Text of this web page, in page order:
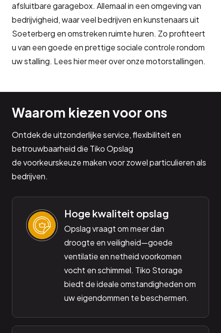
afsluitbare garagebox. Allemaal in een omgeving van
bedrijvigheid, waar veel bedrijven en kunstenaars uit
Soeterberg en omstreken ruimte huren. Zo profiteert
u van een goede en prettige sociale controle rondom
uw stalling. Lees hier meer over onze motorstallingen.
Waarom kiezen voor ons
Ontdek de uitzonderlijke service, flexibiliteit en
betrouwbaarheid die Tiko Opslag
de voorkeurskeuze maken voor zowel particulieren als
bedrijven.
Hoge kwaliteit opslag
Opslag vraagt om meer dan
droogte en veiligheid—goede
ventilatie en netheid voorkomen
vocht en schimmel. Tiko Storage
biedt de ideale omstandigheden om
uw eigendommen te beschermen.